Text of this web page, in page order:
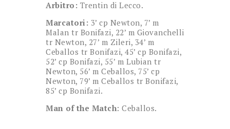
Arbitro: Trentin di Lecco.
Marcatori: 3’ cp Newton, 7’ m
Malan tr Bonifazi, 22’ m Giovanchelli
tr Newton, 27’ m Zileri, 34’ m
Ceballos tr Bonifazi, 45’ cp Bonifazi,
52’ cp Bonifazi, 55’ m Lubian tr
Newton, 56’ m Ceballos, 75’ cp
Newton, 79’ m Ceballos tr Bonifazi,
85’ cp Bonifazi.
Man of the Match: Ceballos.